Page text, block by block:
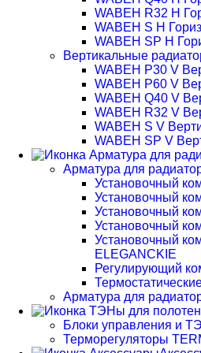
WABEH R32 H
WABEH S H
WABEH SP H
Вертикальные
WABEH P30 V
WABEH P60 V
WABEH Q40 V
WABEH R32 V
WABEH S V
WABEH SP V
Арматура для
Установочный
Установочный
Установочный
Установочный
Установочный
ELEGANCKIE
Регулирующий
Арматура для
Блоки управления и
Терморегуляторы